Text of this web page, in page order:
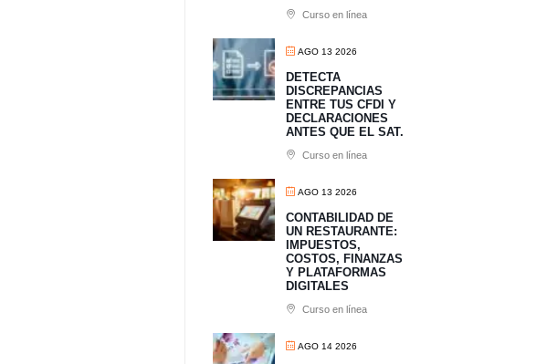
Curso en línea
AGO 13 2026
​DETECTA
DISCREPANCIAS
ENTRE TUS CFDI Y
DECLARACIONES
ANTES QUE EL SAT.
Curso en línea
AGO 13 2026
CONTABILIDAD DE
UN RESTAURANTE:
IMPUESTOS,
COSTOS, FINANZAS
Y PLATAFORMAS
DIGITALES
Curso en línea
AGO 14 2026